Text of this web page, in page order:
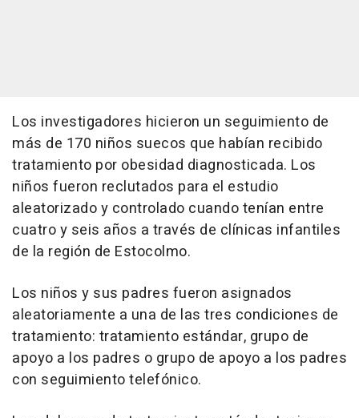
Los investigadores hicieron un seguimiento de
más de 170 niños suecos que habían recibido
tratamiento por obesidad diagnosticada. Los
niños fueron reclutados para el estudio
aleatorizado y controlado cuando tenían entre
cuatro y seis años a través de clínicas infantiles
de la región de Estocolmo.
Los niños y sus padres fueron asignados
aleatoriamente a una de las tres condiciones de
tratamiento: tratamiento estándar, grupo de
apoyo a los padres o grupo de apoyo a los padres
con seguimiento telefónico.